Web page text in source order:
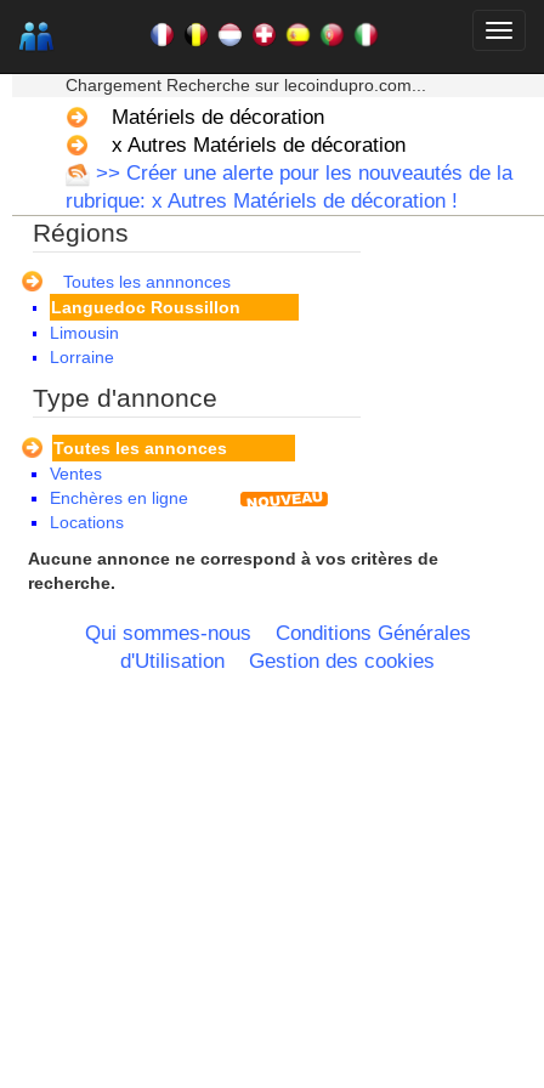
Chargement Recherche sur lecoindupro.com...
Matériels de décoration
x Autres Matériels de décoration
>> Créer une alerte pour les nouveautés de la
rubrique: x Autres Matériels de décoration !
Régions
Toutes les annnonces
Bourgogne
Centre
Champagne Ardenne
Corse
Franche Comte - Suisse
Guadeloupe
Guyane
Haute Normandie
Ile de France
La Réunion
Languedoc Roussillon
Limousin
Lorraine
Mayotte
Midi Pyrenees - Espagne -
Portugal
Nord Pas de Calais - Belgique -
Pays Bas
Pays de la Loire
Picardie
Poitou Charentes
Provence Alpes Cote d'Azur -
Rhone Alpes
Type d'annonce
Toutes les annonces
Ventes
Enchères en ligne
Locations
Aucune annonce ne correspond à vos critères de
recherche.
Qui sommes-nous
Conditions Générales
d'Utilisation
Gestion des cookies